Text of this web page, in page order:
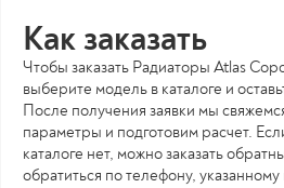
Как заказать
Чтобы заказать Радиаторы Atlas
выберите модель в каталоге и
После получения заявки мы
параметры и подготовим расчет.
каталоге нет, можно заказать
обратиться по телефону, указанному